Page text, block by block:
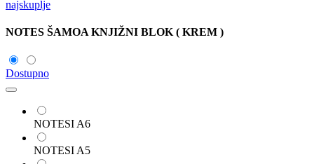
najskuplje
NOTES ŠAMOA KNJIŽNI BLOK ( KREM )
Dostupno
NOTESI A6
NOTESI A5